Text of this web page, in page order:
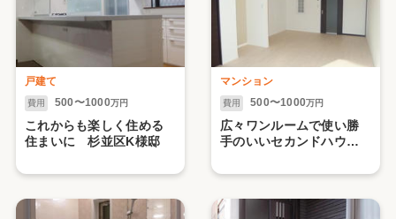
戸建て
費用 500〜1000万円
これからも楽しく住める
住まいに 杉並区K様邸
マンション
費用 500〜1000万円
広々ワンルームで使い勝
手のいいセカンドハウス